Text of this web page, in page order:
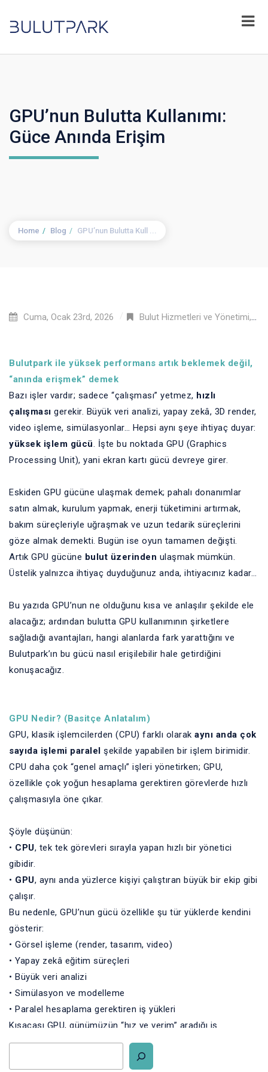
GPU’nun Bulutta Kullanımı:
Güce Anında Erişim
Home Blog GPU’nun Bulutta Kull ...
Cuma, Ocak 23rd, 2026 Bulut Hizmetleri ve Yönetimi,
Bulutpark ile yüksek performans artık beklemek değil,
“anında erişmek” demek
Bazı işler vardır; sadece “çalışması” yetmez, hızlı
çalışması gerekir. Büyük veri analizi, yapay zekâ, 3D render,
video işleme, simülasyonlar… Hepsi aynı şeye ihtiyaç duyar:
yüksek işlem gücü. İşte bu noktada GPU (Graphics
Processing Unit), yani ekran kartı gücü devreye girer.
Eskiden GPU gücüne ulaşmak demek; pahalı donanımlar
satın almak, kurulum yapmak, enerji tüketimini artırmak,
bakım süreçleriyle uğraşmak ve uzun tedarik süreçlerini
göze almak demekti. Bugün ise oyun tamamen değişti.
Artık GPU gücüne bulut üzerinden ulaşmak mümkün.
Üstelik yalnızca ihtiyaç duyduğunuz anda, ihtiyacınız kadar…
Bu yazıda GPU’nun ne olduğunu kısa ve anlaşılır şekilde ele
alacağız; ardından bulutta GPU kullanımının şirketlere
sağladığı avantajları, hangi alanlarda fark yarattığını ve
Bulutpark’ın bu gücü nasıl erişilebilir hale getirdiğini
konuşacağız.
GPU Nedir? (Basitçe Anlatalım)
GPU, klasik işlemcilerden (CPU) farklı olarak aynı anda çok
sayıda işlemi paralel şekilde yapabilen bir işlem birimidir.
CPU daha çok “genel amaçlı” işleri yönetirken; GPU,
özellikle çok yoğun hesaplama gerektiren görevlerde hızlı
çalışmasıyla öne çıkar.
Şöyle düşünün:
• CPU, tek tek görevleri sırayla yapan hızlı bir yönetici
gibidir.
• GPU, aynı anda yüzlerce kişiyi çalıştıran büyük bir ekip gibi
çalışır.
Bu nedenle, GPU’nun gücü özellikle şu tür yüklerde kendini
gösterir:
• Görsel işleme (render, tasarım, video)
• Yapay zekâ eğitim süreçleri
• Büyük veri analizi
• Simülasyon ve modelleme
• Paralel hesaplama gerektiren iş yükleri
Kısacası GPU, günümüzün “hız ve verim” aradığı iş
dünyasındakritik bir performans bileşeni